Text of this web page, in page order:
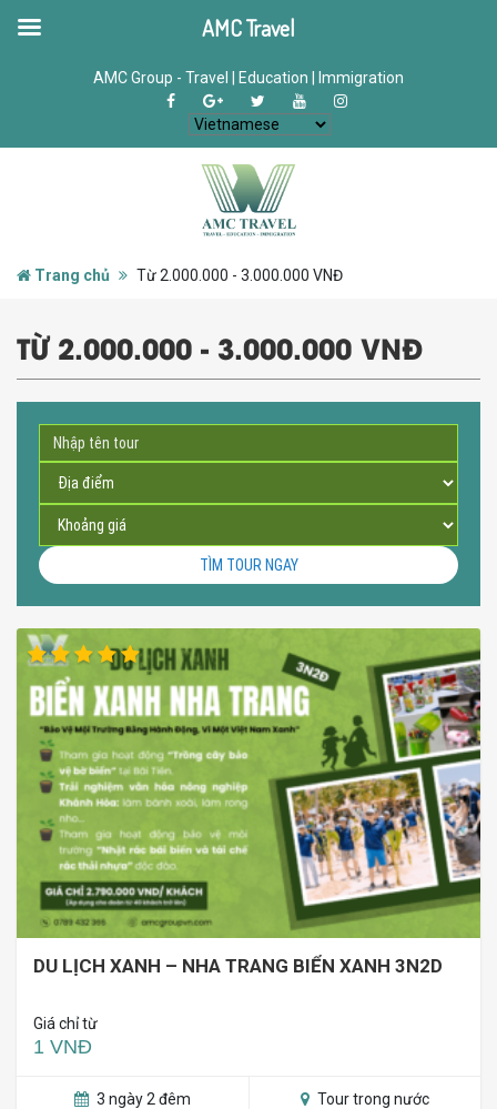
AMC Group - Travel | Education | Immigration
Trang chủ Từ 2.000.000 - 3.000.000 VNĐ
TỪ 2.000.000 - 3.000.000 VNĐ
TÌM TOUR NGAY
DU LỊCH XANH – NHA TRANG BIỂN XANH 3N2D
Giá chỉ từ
1 VNĐ
3 ngày 2 đêm Tour trong nước
AMC Travel